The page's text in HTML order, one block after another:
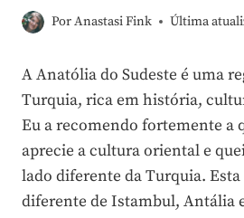
PorAnastasi Fink Última
A Anatólia do Sudeste é uma
Turquia, rica em história,
Eu a recomendo fortemente a
aprecie a cultura oriental e
lado diferente da Turquia.
diferente de Istambul, Antália